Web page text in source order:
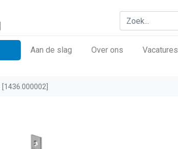
​Aan de slag Over ons Vacatures